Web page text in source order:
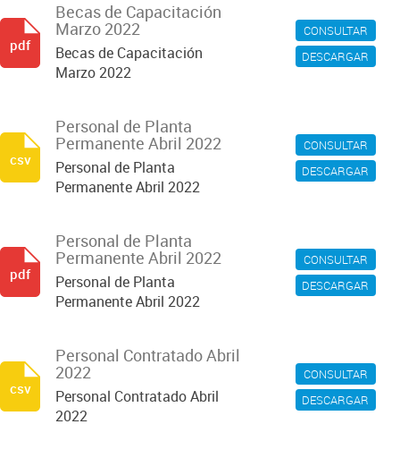
CONSULTAR
DESCARGAR
Becas de Capacitación
Marzo 2022
Becas de Capacitación
Marzo 2022
pdf
CONSULTAR
DESCARGAR
Personal de Planta
Permanente Abril 2022
Personal de Planta
Permanente Abril 2022
csv
CONSULTAR
DESCARGAR
Personal de Planta
Permanente Abril 2022
Personal de Planta
Permanente Abril 2022
pdf
CONSULTAR
DESCARGAR
Personal Contratado Abril
2022
Personal Contratado Abril
2022
csv